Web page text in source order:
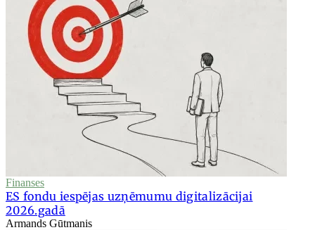
Finanses
ES fondu iespējas uzņēmumu digitalizācijai
2026.gadā
Armands Gūtmanis